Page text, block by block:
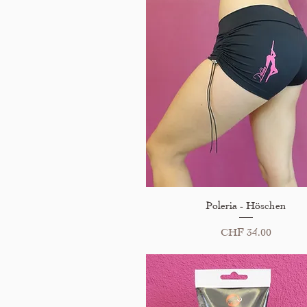
Schnellansicht
Poleria - Höschen
Preis
CHF 34.00